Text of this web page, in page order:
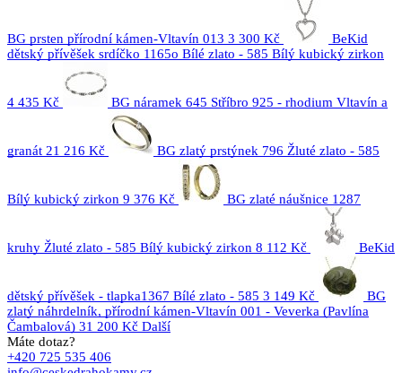
BG prsten přírodní kámen-Vltavín 013 3 300 Kč
BeKid
dětský přívěšek srdíčko 1165o Bílé zlato - 585 Bílý kubický zirkon
4 435 Kč BG náramek 645 Stříbro 925 - rhodium Vltavín a
granát 21 216 Kč BG zlatý prstýnek 796 Žluté zlato - 585
Bílý kubický zirkon 9 376 Kč BG zlaté náušnice 1287
kruhy Žluté zlato - 585 Bílý kubický zirkon 8 112 Kč BeKid
dětský přívěšek - tlapka1367 Bílé zlato - 585 3 149 Kč
BG
zlatý náhrdelník, přírodní kámen-Vltavín 001 - Veverka (Pavlína
Čambalová) 31 200 Kč Další
Máte dotaz?
+420 725 535 406